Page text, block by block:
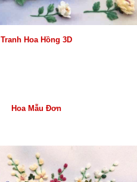
Tranh Hoa Hồng 3D
Hoa Mẫu Đơn